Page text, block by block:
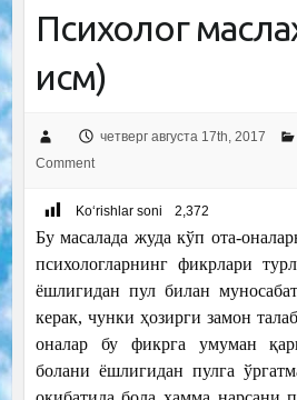
Психолог
қисм)
четверг августа 17th, 2017
Comment
Ko‘rishlar soni 2,372
Бу масалада жуда кўп ота-
психологларнинг фикрлари
ёшлигидан пул билан
керак, чунки ҳозирги замон
оналар бу фикрга умуман
болани ёшлигидан пулга